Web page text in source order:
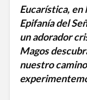
Eucarística, en
Epifanía del
un adorador
Magos
nuestro